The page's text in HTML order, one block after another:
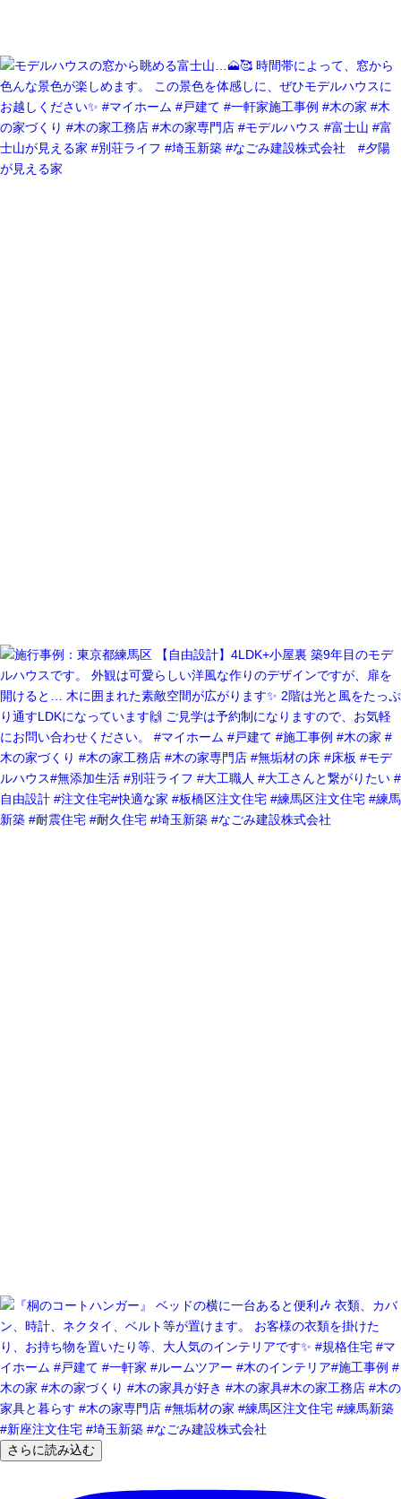
さらに読み込む